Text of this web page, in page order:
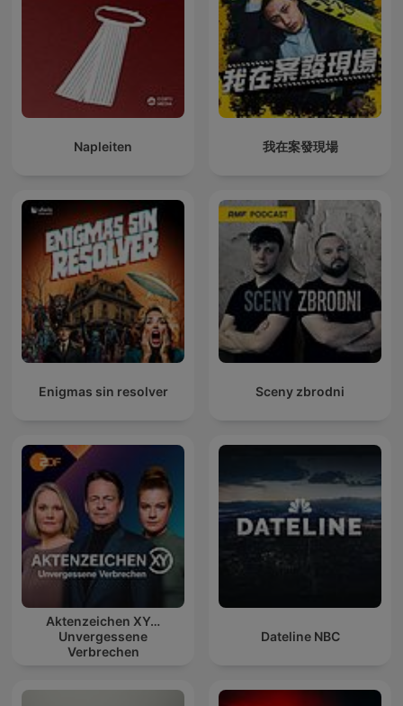
Napleiten 我在案發現場
Enigmas sin resolver Sceny zbrodni
Aktenzeichen XY…
Unvergessene
Verbrechen
Dateline NBC